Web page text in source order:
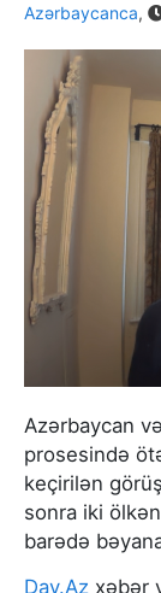
Azərbaycanca,
Azərbaycan
prosesində
keçirilən
sonra iki
barədə
Day.Az xəbər